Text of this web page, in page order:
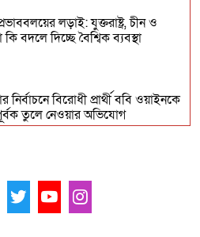
লড়াই: যুক্তরাষ্ট্র, চীন ও
কি বদলে দিচ্ছে বৈশ্বিক ব্যবস্থা
নির্বাচনে বিরোধী প্রার্থী ববি ওয়াইনকে
তুলে নেওয়ার অভিযোগ
সড়ক দুর্ঘটনায় সপ্তম শ্রেণির ছাত্র নিহত,
বদলে মাছ লুট